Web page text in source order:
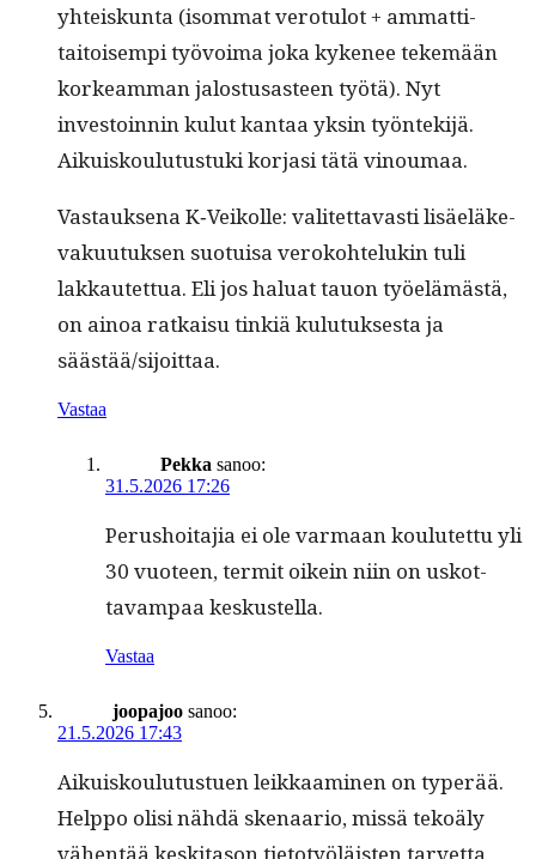
yhteiskun­ta (isom­mat vero­tu­lot + ammat­ti­
taitoisem­pi työvoima joka kyke­nee tekemään
korkeam­man jalostusas­teen työtä). Nyt
investoin­nin kulut kan­taa yksin työn­tek­i­jä.
Aikuisk­oulu­tus­tu­ki kor­jasi tätä vinoumaa.
Vas­tauk­se­na K‑Veikolle: valitet­tavasti lisäeläke­
vaku­u­tuk­sen suo­tu­isa veroko­htelukin tuli
lakkautet­tua. Eli jos halu­at tauon työelämästä,
on ain­oa ratkaisu tin­kiä kulu­tuk­ses­ta ja
säästää/sijoittaa.
Vastaa
Pekka sanoo:
31.5.2026 17:26
Perushoita­jia ei ole var­maan koulutet­tu yli
30 vuo­teen, ter­mit oikein niin on uskot­
tavam­paa keskustella.
Vastaa
joopajoo sanoo:
21.5.2026 17:43
Aikuisk­oulu­tustuen leikkaami­nen on type­r­ää.
Help­po olisi nähdä ske­naario, mis­sä tekoä­ly